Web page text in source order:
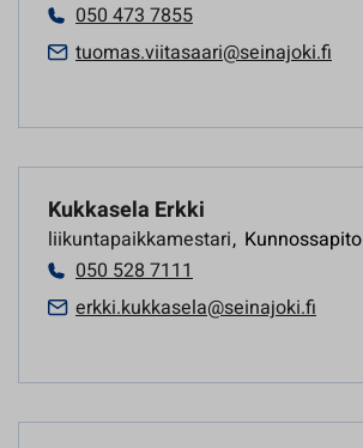
050 473 7855
tuomas.viitasaari@seinajoki.fi
Kukkasela Erkki
liikuntapaikkamestari, Kunnossapito
050 528 7111
erkki.kukkasela@seinajoki.fi